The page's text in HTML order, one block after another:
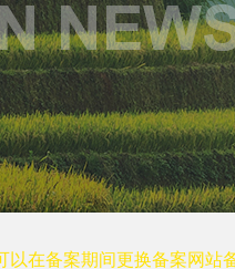
开发服务
商网站建设
生物医药网站建设
贸网站建设
育培训网站建设
以在备案期间更换备案网站